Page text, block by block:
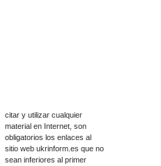
citar y utilizar cualquier
material en Internet, son
obligatorios los enlaces al
sitio web ukrinform.es que no
sean inferiores al primer